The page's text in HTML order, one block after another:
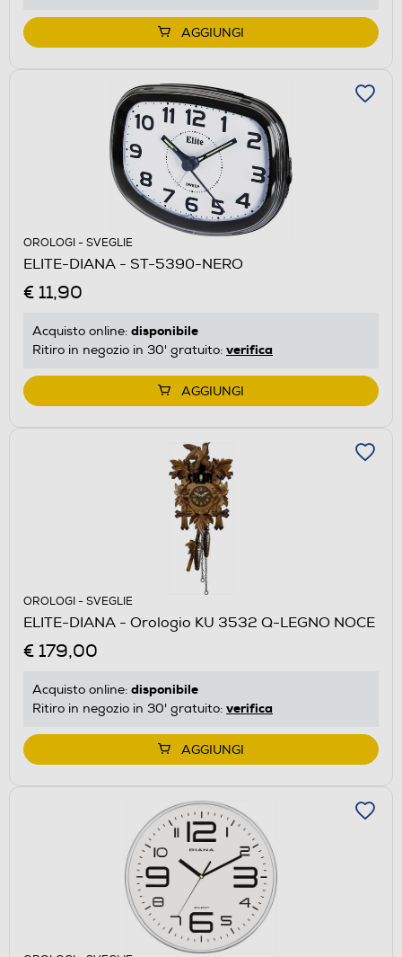
AGGIUNGI
OROLOGI - SVEGLIE
ELITE-DIANA - ST-5390-NERO
€ 11,90
Acquisto online: disponibile
Ritiro in negozio in 30' gratuito: verifica
AGGIUNGI
OROLOGI - SVEGLIE
ELITE-DIANA - Orologio KU 3532 Q-LEGNO NOCE
€ 179,00
Acquisto online: disponibile
Ritiro in negozio in 30' gratuito: verifica
AGGIUNGI